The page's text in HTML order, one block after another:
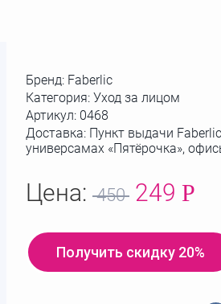
Бренд: Faberlic
Категория: Уход за лицом
Артикул: 0468
Доставка: Пункт выдачи
универсамах «Пятёрочка»,
Цена: 450 249 Р
Получить скидку 20%